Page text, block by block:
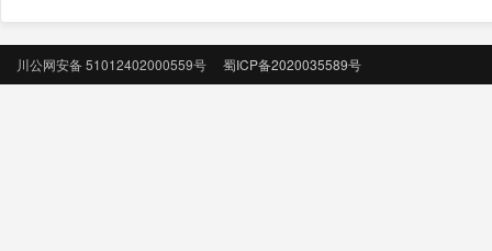
川公网安备 51012402000559号 蜀ICP备2020035589号